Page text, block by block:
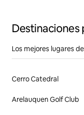
Destinaciones
Los mejores lugares
Cerro Catedral
Arelauquen Golf Club